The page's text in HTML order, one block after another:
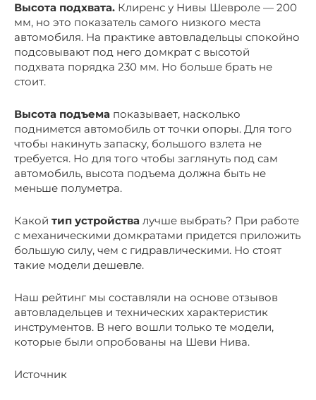
Высота подхвата. Клиренс у Нивы Шевроле — 200
мм, но это показатель самого низкого места
автомобиля. На практике автовладельцы спокойно
подсовывают под него домкрат с высотой
подхвата порядка 230 мм. Но больше брать не
стоит.
Высота подъема показывает, насколько
поднимется автомобиль от точки опоры. Для того
чтобы накинуть запаску, большого взлета не
требуется. Но для того чтобы заглянуть под сам
автомобиль, высота подъема должна быть не
меньше полуметра.
Какой тип устройства лучше выбрать? При работе
с механическими домкратами придется приложить
большую силу, чем с гидравлическими. Но стоят
такие модели дешевле.
Наш рейтинг мы составляли на основе отзывов
автовладельцев и технических характеристик
инструментов. В него вошли только те модели,
которые были опробованы на Шеви Нива.
Источник